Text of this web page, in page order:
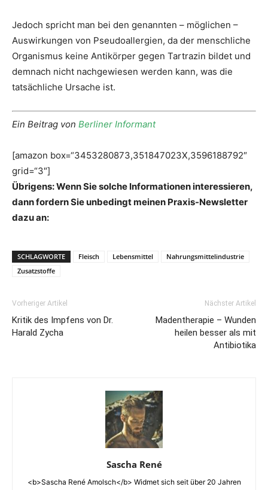
Jedoch spricht man bei den genannten – möglichen –
Auswirkungen von Pseudoallergien, da der menschliche
Organismus keine Antikörper gegen Tartrazin bildet und
demnach nicht nachgewiesen werden kann, was die
tatsächliche Ursache ist.
Ein Beitrag von Berliner Informant
[amazon box=“3453280873,351847023X,3596188792″
grid=“3″]
Übrigens: Wenn Sie solche Informationen interessieren,
dann fordern Sie unbedingt meinen Praxis-Newsletter
dazu an:
SCHLAGWORTE Fleisch Lebensmittel
Nahrungsmittelindustrie
Zusatzstoffe
Vorheriger Artikel
Kritik des Impfens von Dr.
Harald Zycha
Nächster Artikel
Madentherapie – Wunden
heilen besser als mit
Antibiotika
Sascha René
<b>Sascha René Amolsch</b> Widmet sich seit über 20 Jahren